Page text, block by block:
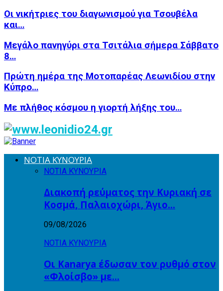
Οι νικήτριες του διαγωνισμού για Τσουβέλα
και…
Μεγάλο πανηγύρι στα Τσιτάλια σήμερα Σάββατο
8…
Πρώτη ημέρα της Μοτοπαρέας Λεωνιδίου στην
Κύπρο…
Με πλήθος κόσμου η γιορτή λήξης του…
ΝΟΤΙΑ ΚΥΝΟΥΡΙΑ
ΝΟΤΙΑ ΚΥΝΟΥΡΙΑ
Διακοπή ρεύματος την Κυριακή σε
Κοσμά, Παλαιοχώρι, Άγιο…
09/08/2026
ΝΟΤΙΑ ΚΥΝΟΥΡΙΑ
Οι Kanarya έδωσαν τον ρυθμό στον
«Φλοίσβο» με…